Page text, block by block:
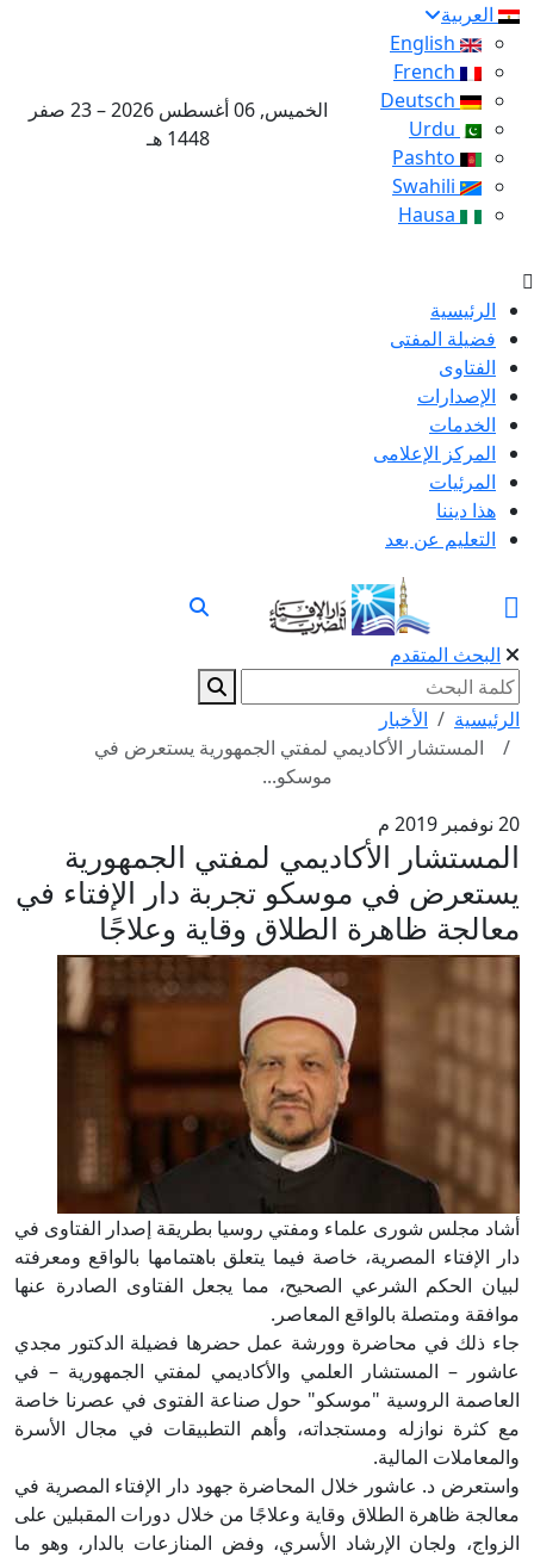
العربية
الخميس, 06 أغسطس 2026 – 23 صفر
1448 هـ
الرئيسية
فضيلة المفتى
الفتاوى
الإصدارات
الخدمات
المركز الإعلامى
المرئيات
هذا ديننا
التعليم عن بعد
البحث المتقدم
الرئيسية
الأخبار
المستشار الأكاديمي لمفتي الجمهورية يستعرض في
موسكو...
20 نوفمبر 2019 م
المستشار الأكاديمي لمفتي الجمهورية
يستعرض في موسكو تجربة دار الإفتاء في
معالجة ظاهرة الطلاق وقاية وعلاجًا
أشاد مجلس شورى علماء ومفتي روسيا بطريقة إصدار الفتاوى في
دار الإفتاء المصرية، خاصة فيما يتعلق باهتمامها بالواقع ومعرفته
لبيان الحكم الشرعي الصحيح، مما يجعل الفتاوى الصادرة عنها
موافقة ومتصلة بالواقع المعاصر.
جاء ذلك في محاضرة وورشة عمل حضرها فضيلة الدكتور مجدي
عاشور – المستشار العلمي والأكاديمي لمفتي الجمهورية – في
العاصمة الروسية "موسكو" حول صناعة الفتوى في عصرنا خاصة
مع كثرة نوازله ومستجداته، وأهم التطبيقات في مجال الأسرة
والمعاملات المالية.
واستعرض د. عاشور خلال المحاضرة جهود دار الإفتاء المصرية في
معالجة ظاهرة الطلاق وقاية وعلاجًا من خلال دورات المقبلين على
الزواج، ولجان الإرشاد الأسري، وفض المنازعات بالدار، وهو ما